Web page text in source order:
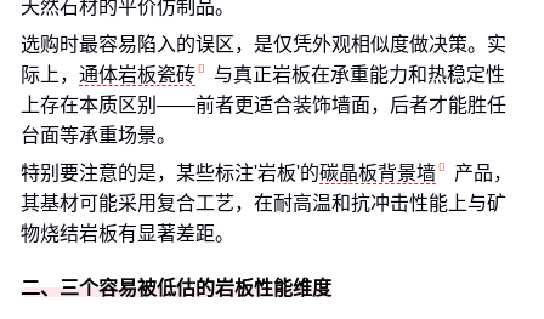
天然石材的平价仿制品。
选购时最容易陷入的误区，是仅凭外观相似度做决策。实
际上， 通体岩板瓷砖
与真正岩板在承重能力和热稳定性
上存在本质区别——前者更适合装饰墙面，后者才能胜任
台面等承重场景。
特别要注意的是，某些标注'岩板'的碳晶板背景墙
产品，
其基材可能采用复合工艺，在耐高温和抗冲击性能上与矿
物烧结岩板有显著差距。
二、三个容易被低估的岩板性能维度